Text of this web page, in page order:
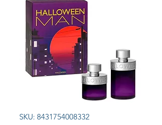
SKU: 8431754008332